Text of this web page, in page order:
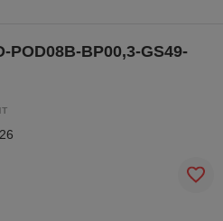
POD08B-BP00,3-GS49-